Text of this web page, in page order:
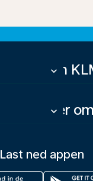
Om
keyboard_arrow_down
Mer
keyboard_arrow_down
Last ned appen